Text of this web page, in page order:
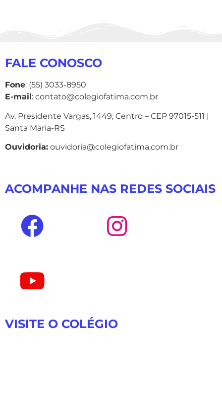
FALE CONOSCO
Fone: (55) 3033-8950
E-mail: contato@colegiofatima.com.br
Av. Presidente Vargas, 1449, Centro – CEP 97015-511 |
Santa Maria-RS
Ouvidoria: ouvidoria@colegiofatima.com.br
ACOMPANHE NAS REDES SOCIAIS
VISITE O COLÉGIO